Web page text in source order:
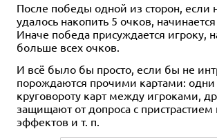
После победы одной из сторон, если
удалось накопить 5 очков,
Иначе победа присуждается игроку,
больше всех очков.
И всё было бы просто, если бы не
порождаются прочими картами: одни
круговороту карт между игроками,
защищают от допроса с пристрастием
эффектов и т. п.